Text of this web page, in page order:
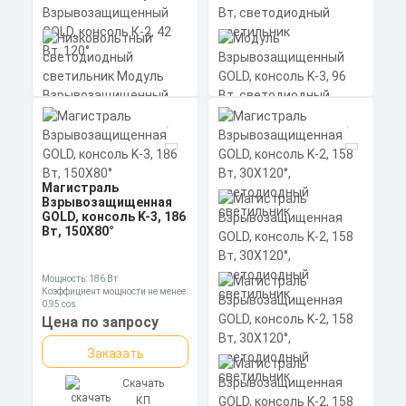
Низковольтный
светодиодный
светильник Модуль
Взрывозащищенный
Мощность: 42 Вт
Коэффициент мощности не менее:
0,95 cos
Материал корпуса:
Экструдированный
алюминиевый профиль
(анодированный), рассеиватель
Цена по запросу
Заказать
Скачать
Модуль
Взрывозащищенный
GOLD, консоль K-3, 96
Вт, светодиодный
светильник
Мощность: 96 Вт
Коэффициент мощности не менее:
0,95 cos
Материал корпуса:
Экструдированный
алюминиевый профиль
(анодированный), рассеиватель
поликарбонат
Цена по запросу
Заказать
Скачать
КП
Магистраль
Взрывозащищенная
GOLD, консоль K-3, 186
Вт, 150X80°
Мощность: 186 Вт
Коэффициент мощности не менее:
0,95 cos
Материал корпуса:
Экструдированный
алюминиевый профиль
(анодированный), вторичная
оптика из акрила (ПММА) с
силиконовой прокладкой.
Цена по запросу
Заказать
Скачать
КП